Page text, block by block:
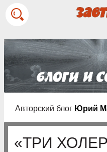
Авторский блог Юрий
«ТРИ